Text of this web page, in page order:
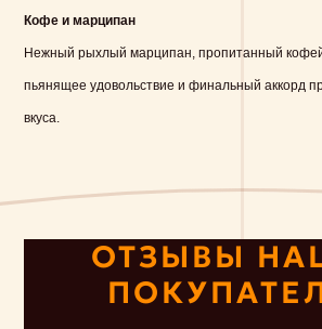
Кофе и марципан
Нежный рыхлый марципан, пропитанный
пьянящее удовольствие и финальный аккорд
вкуса.
ОТЗЫВЫ